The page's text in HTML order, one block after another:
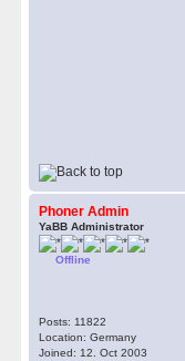
Phoner Admin
YaBB Administrator
Offline
Posts: 11822
Location: Germany
Joined: 12. Oct 2003